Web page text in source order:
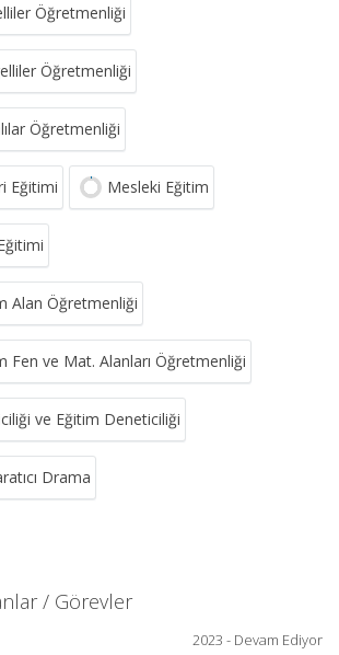
Öğretmenliği
Öğretmenliği
Öğretmenliği
Eğitimi Mesleki Eğitim
Alan Öğretmenliği
Fen ve Mat. Alanları Öğretmenliği
ve Eğitim Deneticiliği
Drama
/ Görevler
2023 - Devam Ediyor